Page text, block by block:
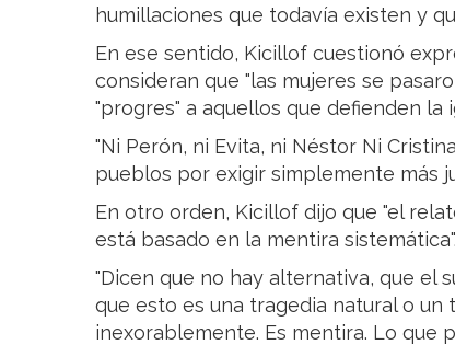
humillaciones que todavía existen y
En ese sentido, Kicillof cuestionó
consideran que "las mujeres se
"progres" a aquellos que defienden la
"Ni Perón, ni Evita, ni Néstor Ni
pueblos por exigir simplemente más
En otro orden, Kicillof dijo que "el
está basado en la mentira sistemática".
"Dicen que no hay alternativa, que el
que esto es una tragedia natural o
inexorablemente. Es mentira. Lo que